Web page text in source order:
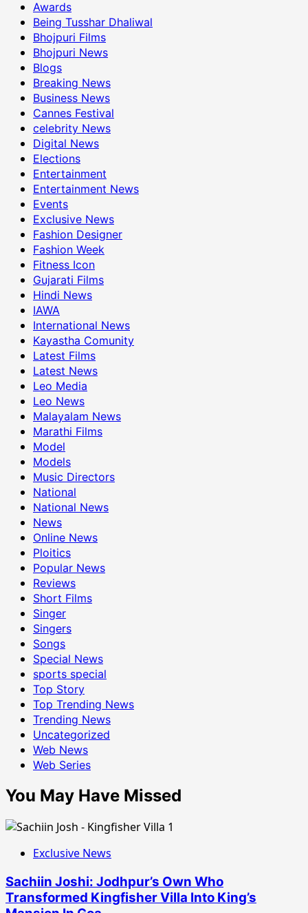
Awards
Being Tusshar Dhaliwal
Bhojpuri Films
Bhojpuri News
Blogs
Breaking News
Business News
Cannes Festival
celebrity News
Digital News
Elections
Entertainment
Entertainment News
Events
Exclusive News
Fashion Designer
Fashion Week
Fitness Icon
Gujarati Films
Hindi News
IAWA
International News
Kayastha Comunity
Latest Films
Latest News
Leo Media
Leo News
Malayalam News
Marathi Films
Model
Models
Music Directors
National
National News
News
Online News
Ploitics
Popular News
Reviews
Short Films
Singer
Singers
Songs
Special News
sports special
Top Story
Top Trending News
Trending News
Uncategorized
Web News
Web Series
You May Have Missed
Exclusive News
Sachiin Joshi: Jodhpur’s Own Who
Transformed Kingfisher Villa Into King’s